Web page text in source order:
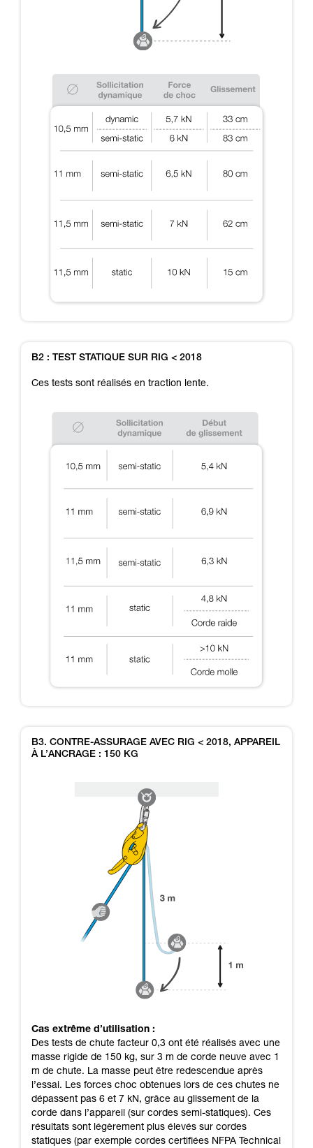
B2 : TEST STATIQUE SUR RIG < 2018
Ces tests sont réalisés en traction lente.
B3. CONTRE-ASSURAGE AVEC RIG < 2018, APPAREIL
À L’ANCRAGE : 150 KG
Cas extrême d’utilisation :
Des tests de chute facteur 0,3 ont été réalisés avec une
masse rigide de 150 kg, sur 3 m de corde neuve avec 1
m de chute. La masse peut être redescendue après
l’essai. Les forces choc obtenues lors de ces chutes ne
dépassent pas 6 et 7 kN, grâce au glissement de la
corde dans l’appareil (sur cordes semi-statiques). Ces
résultats sont légèrement plus élevés sur cordes
statiques (par exemple cordes certifiées NFPA Technical